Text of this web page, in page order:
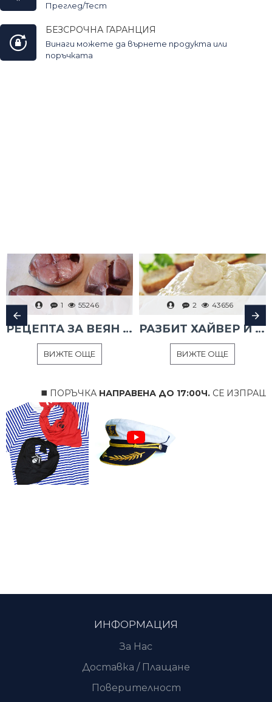
Преглед/Тест
БЕЗСРОЧНА ГАРАНЦИЯ
Винаги можете да върнете продукта или
поръчката
1 55246
РЕЦЕПТА ЗА ВЕЯН ПАЛАМУД
ВИЖТЕ ОЩЕ
2 43656
РАЗБИТ ХАЙВЕР И ТАРАМА
ВИЖТЕ ОЩЕ
◼️ ПОРЪЧКА НАПРАВЕНА ДО 17:00Ч.СЕ ИЗПРАЩАВ
ИНФОРМАЦИЯ
За Нас
Доставка / Плащане
Поверителност